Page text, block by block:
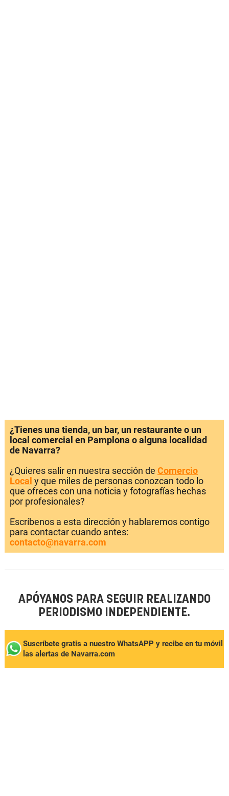
¿Tienes una tienda, un bar, un restaurante o un
local comercial en Pamplona o alguna localidad
de Navarra?
¿Quieres salir en nuestra sección de Comercio
Local y que miles de personas conozcan todo lo
que ofreces con una noticia y fotografías hechas
por profesionales?
Escríbenos a esta dirección y hablaremos contigo
para contactar cuando antes:
contacto@navarra.com
APÓYANOS PARA SEGUIR REALIZANDO
PERIODISMO INDEPENDIENTE.
Suscríbete gratis a nuestro WhatsAPP y recibe en tu móvil
las alertas de Navarra.com